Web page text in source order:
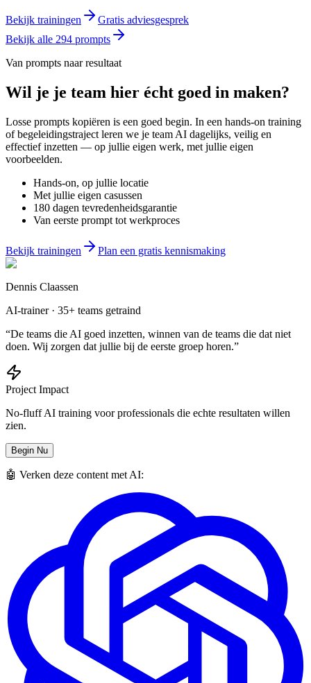
Bekijk trainingen
Gratis adviesgesprek
Bekijk alle 294 prompts
Van prompts naar resultaat
Wil je je team hier écht goed in maken?
Losse prompts kopiëren is een goed begin. In een hands-on training
of begeleidingstraject leren we je team AI dagelijks, veilig en
effectief inzetten — op jullie eigen werk, met jullie eigen
voorbeelden.
Hands-on, op jullie locatie
Met jullie eigen casussen
180 dagen tevredenheidsgarantie
Van eerste prompt tot werkproces
Bekijk trainingen Plan een gratis kennismaking
Dennis Claassen
AI-trainer · 35+ teams getraind
“De teams die AI goed inzetten, winnen van de teams die dat niet
doen. Wij zorgen dat jullie bij de eerste groep horen.”
Project Impact
No-fluff AI training voor professionals die echte resultaten willen
zien.
Begin Nu
🤖 Verken deze content met AI: